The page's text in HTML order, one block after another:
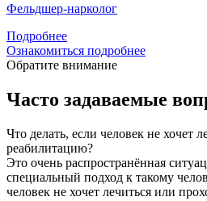
Фельдшер-нарколог
Подробнее
Ознакомиться подробнее
Обратите внимание
Часто задаваемые
Что делать, если человек не хочет
реабилитацию?
Это очень распространённая
специальный подход к такому
человек не хочет лечиться или